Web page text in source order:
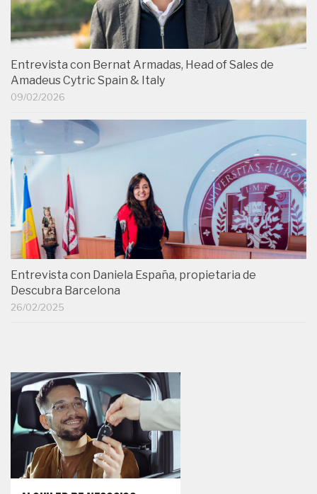
Entrevista con Bernat Armadas, Head of Sales de
Amadeus Cytric Spain & Italy
09/02/2026
Entrevista con Daniela España, propietaria de
Descubra Barcelona
26/02/2025